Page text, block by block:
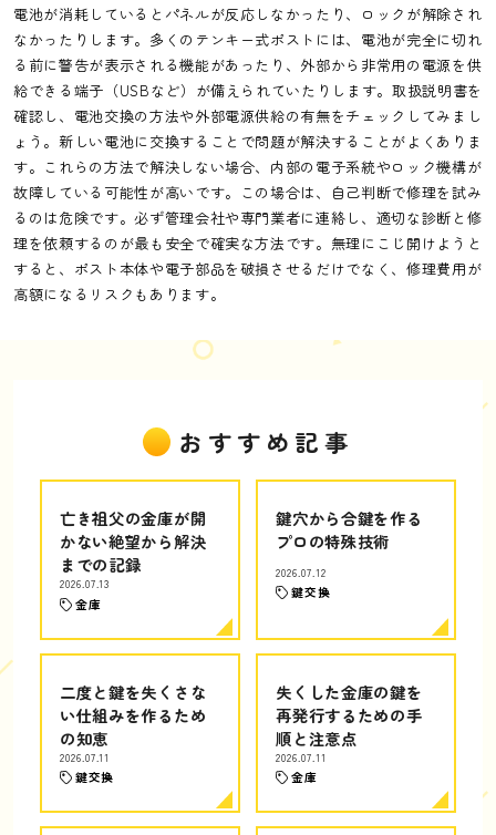
電池が消耗しているとパネルが反応しなかったり、ロックが解除され
なかったりします。多くのテンキー式ポストには、電池が完全に切れ
る前に警告が表示される機能があったり、外部から非常用の電源を供
給できる端子（USBなど）が備えられていたりします。取扱説明書を
確認し、電池交換の方法や外部電源供給の有無をチェックしてみまし
ょう。新しい電池に交換することで問題が解決することがよくありま
す。これらの方法で解決しない場合、内部の電子系統やロック機構が
故障している可能性が高いです。この場合は、自己判断で修理を試み
るのは危険です。必ず管理会社や専門業者に連絡し、適切な診断と修
理を依頼するのが最も安全で確実な方法です。無理にこじ開けようと
すると、ポスト本体や電子部品を破損させるだけでなく、修理費用が
高額になるリスクもあります。
おすすめ記事
亡き祖父の金庫が開
かない絶望から解決
までの記録
2026.07.13
金庫
鍵穴から合鍵を作る
プロの特殊技術
2026.07.12
鍵交換
二度と鍵を失くさな
い仕組みを作るため
の知恵
2026.07.11
鍵交換
失くした金庫の鍵を
再発行するための手
順と注意点
2026.07.11
金庫